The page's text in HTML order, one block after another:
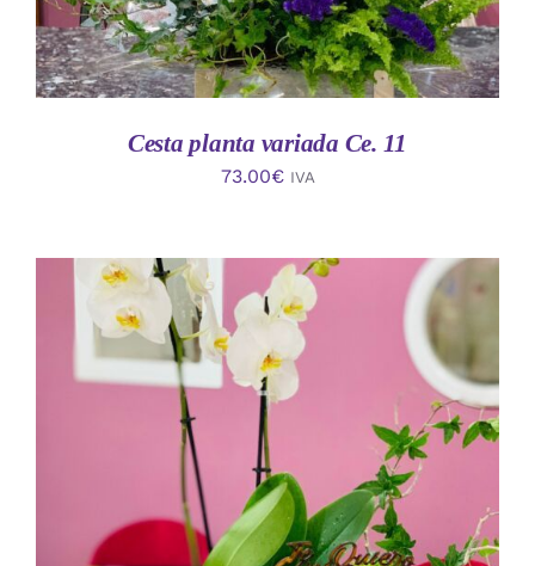
Cesta planta variada Ce. 11
73.00€ IVA
AÑADIR AL CARRITO
/